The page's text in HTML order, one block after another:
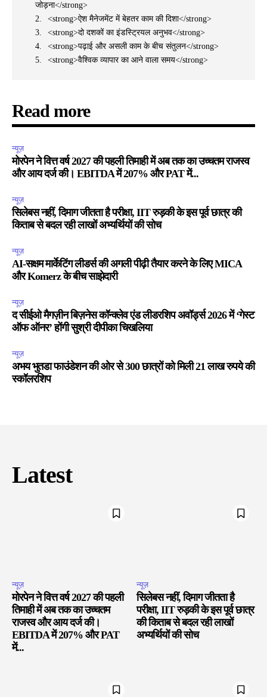
जोड़ना</strong>
<strong>ऐश मैनेजमेंट में बेहतर काम की दिशा</strong>
<strong>दो दशकों का इंडस्ट्रियल अनुभव</strong>
<strong>पढ़ाई और असली काम के बीच संतुलन</strong>
<strong>वैश्विक व्यापार का आने वाला समय</strong>
Read more
न्यूज़
मोरपेन ने वित्त वर्ष 2027 की पहली तिमाही में अब तक का उच्चतम राजस्व
और आय दर्ज की। EBITDA में 207% और PAT में...
न्यूज़
सिलेबस नहीं, दिमाग जीतता है परीक्षा, IIT रुड़की के इस पूर्व छात्र की
किताब से बदल रही लाखों अभ्यर्थियों की सोच
न्यूज़
AI-सक्षम मार्केटिंग लीडर्स की अगली पीढ़ी तैयार करने के लिए MICA
और Komerz के बीच साझेदारी
न्यूज़
द सीईओ मैगज़ीन बिज़नेस कॉन्क्लेव एंड लीडरशिप अवॉर्ड्स 2026 में ‘गेस्ट
ऑफ ऑनर’ होंगी सुश्री दीपीका चिखलिया
न्यूज़
अभय भुतडा फाउंडेशन की ओर से 300 छात्रों को मिली 21 लाख रुपये की
स्कॉलरशिप
Latest
न्यूज़
मोरपेन ने वित्त वर्ष 2027 की पहली
तिमाही में अब तक का उच्चतम
राजस्व और आय दर्ज की।
EBITDA में 207% और PAT
में...
न्यूज़
सिलेबस नहीं, दिमाग जीतता है
परीक्षा, IIT रुड़की के इस पूर्व छात्र
की किताब से बदल रही लाखों
अभ्यर्थियों की सोच